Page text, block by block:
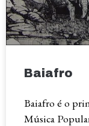
Baiafro
Baiafro é o
Música